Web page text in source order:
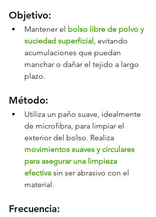
Objetivo:
Mantener el bolso libre de polvo y
suciedad superficial, evitando
acumulaciones que puedan
manchar o dañar el tejido a largo
plazo.
Método:
Utiliza un paño suave, idealmente
de microfibra, para limpiar el
exterior del bolso. Realiza
movimientos suaves y circulares
para asegurar una limpieza
efectiva sin ser abrasivo con el
material.
Frecuencia: